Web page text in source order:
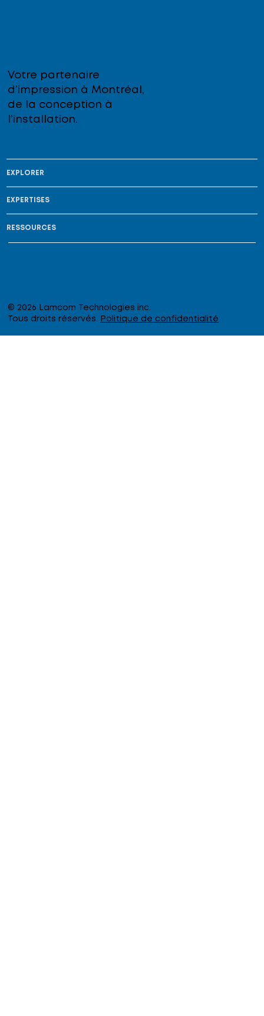
© 2026 Lamcom Technologies inc.
Tous droits réservés.
Politique de confidentialité
EXPLORER
EXPERTISES
RESSOURCES
Votre partenaire
d’impression à Montréal,
de la conception à
l’installation.